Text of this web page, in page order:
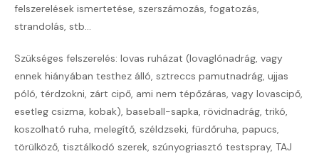
felszerelések ismertetése, szerszámozás, fogatozás,
strandolás, stb...
Szükséges felszerelés: lovas ruházat (lovaglónadrág, vagy
ennek hiányában testhez álló, sztreccs pamutnadrág, ujjas
póló, térdzokni, zárt cipő, ami nem tépőzáras, vagy lovascipő,
esetleg csizma, kobak), baseball-sapka, rövidnadrág, trikó,
koszolható ruha, melegítő, széldzseki, fürdőruha, papucs,
törülköző, tisztálkodó szerek, szúnyogriasztó testspray, TAJ